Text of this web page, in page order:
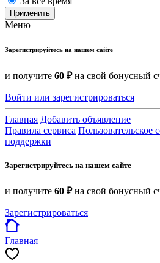
Применить
Меню
Зарегистрируйтесь на нашем сайте
и получите 60 ₽на свой бонусный
Войти или зарегистрироваться
Главная Добавить объявление
Правила сервиса Пользовательское
поддержки
Зарегистрируйтесь на нашем сайте
и получите 60 ₽на свой бонусный
Зарегистрироваться
Главная